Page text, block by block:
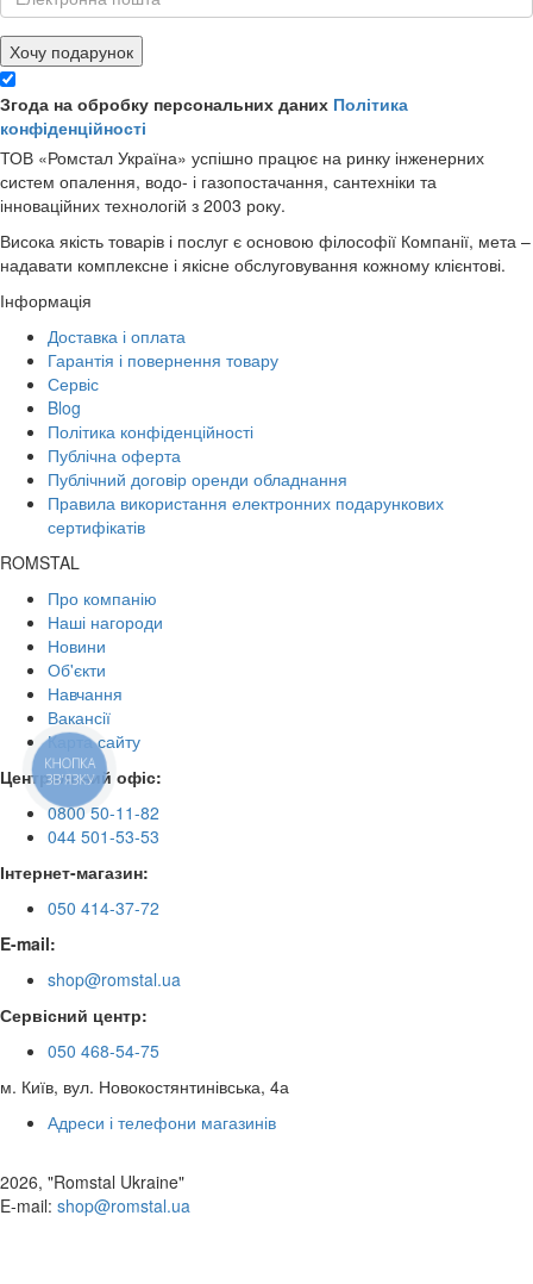
Хочу подарунок
Згода на обробку персональних даних Політика
конфіденційності
ТОВ «Ромстал Україна» успішно працює на ринку інженерних
систем опалення, водо- і газопостачання, сантехніки та
інноваційних технологій з 2003 року.
Висока якість товарів і послуг є основою філософії Компанії, мета –
надавати комплексне і якісне обслуговування кожному клієнтові.
Інформація
Доставка і оплата
Гарантія і повернення товару
Сервіс
Blog
Політика конфіденційності
Публічна оферта
Публічний договір оренди обладнання
Правила використання електронних подарункових
сертифікатів
ROMSTAL
Про компанію
Наші нагороди
Новини
Об'єкти
Навчання
Вакансії
Карта сайту
Центральний офіс:
0800 50-11-82
044 501-53-53
Інтернет-магазин:
050 414-37-72
E-mail:
shop@romstal.ua
Сервісний центр:
050 468-54-75
м. Київ, вул. Новокостянтинівська, 4а
Адреси і телефони магазинів
2026, "Romstal Ukraine"
​E-mail: shop@romstal.ua
КНОПКА
ЗВ'ЯЗКУ